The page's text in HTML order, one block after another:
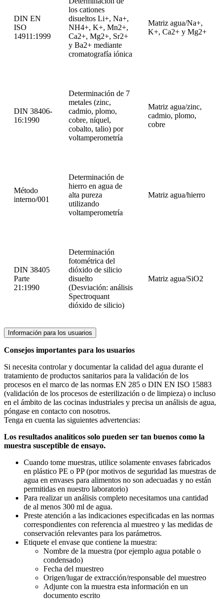
DIN EN
ISO
14911:1999
los cationes
disueltos Li+, Na+,
NH4+, K+, Mn2+,
Ca2+, Mg2+, Sr2+
y Ba2+ mediante
cromatografía iónica
Matriz agua/Na+,
K+, Ca2+ y Mg2+
DIN 38406-
16:1990
Determinación de 7
metales (zinc,
cadmio, plomo,
cobre, níquel,
cobalto, talio) por
voltamperometría
Matriz agua/zinc,
cadmio, plomo,
cobre
Método
interno/001
Determinación de
hierro en agua de
alta pureza
utilizando
voltamperometría
Matriz agua/hierro
DIN 38405
Parte
21:1990
Determinación
fotométrica del
dióxido de silicio
disuelto
(Desviación: análisis
Spectroquant
dióxido de silicio)
Matriz agua/SiO2
Información para los usuarios
Consejos importantes para los usuarios
Si necesita controlar y documentar la calidad del agua durante el
tratamiento de productos sanitarios para la validación de los
procesos en el marco de las normas EN 285 o DIN EN ISO 15883
(validación de los procesos de esterilización o de limpieza) o incluso
en el ámbito de las cocinas industriales y precisa un análisis de agua,
póngase en contacto con nosotros.
Tenga en cuenta las siguientes advertencias:
Los resultados analíticos solo pueden ser tan buenos como la
muestra susceptible de ensayo.
Cuando tome muestras, utilice solamente envases fabricados
en plástico PE o PP (por motivos de seguridad las muestras de
agua en envases para alimentos no son adecuadas y no están
permitidas en nuestro laboratorio)
Para realizar un análisis completo necesitamos una cantidad
de al menos 300 ml de agua.
Preste atención a las indicaciones especificadas en las normas
correspondientes con referencia al muestreo y las medidas de
conservación relevantes para los parámetros.
Etiquete el envase que contiene la muestra:
Nombre de la muestra (por ejemplo agua potable o
condensado)
Fecha del muestreo
Origen/lugar de extracción/responsable del muestreo
Adjunte con la muestra esta información en un
documento escrito